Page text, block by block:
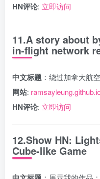
HN评论: 立即访问
11.A story about
in-flight network
中文标题 ：绕过加拿大航
网站:
HN评论: 立即访问
12.Show HN:
Cube-like Game